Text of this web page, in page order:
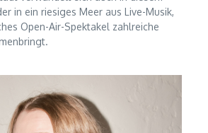
in ein riesiges Meer aus Live-Musik,
Open-Air-Spektakel zahlreiche